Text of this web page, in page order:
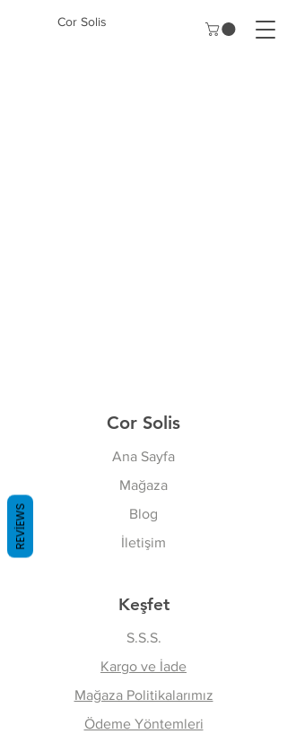
Cor Solis
Cor Solis
Ana Sayfa
Mağaza
Blog
İletişim
Keşfet
S.S.S.
Kargo ve İade
Mağaza Politikalarımız
Ödeme Yöntemleri
REVIEWS